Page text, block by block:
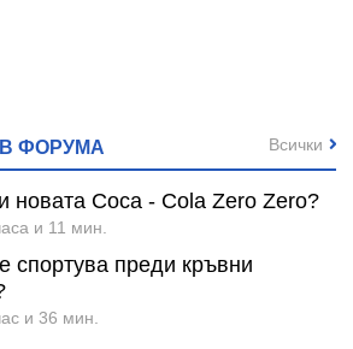
ФОРУМА
новата Coca - Cola Zero Zero?
и 11 мин.
спортува преди кръвни
и 36 мин.
Всички